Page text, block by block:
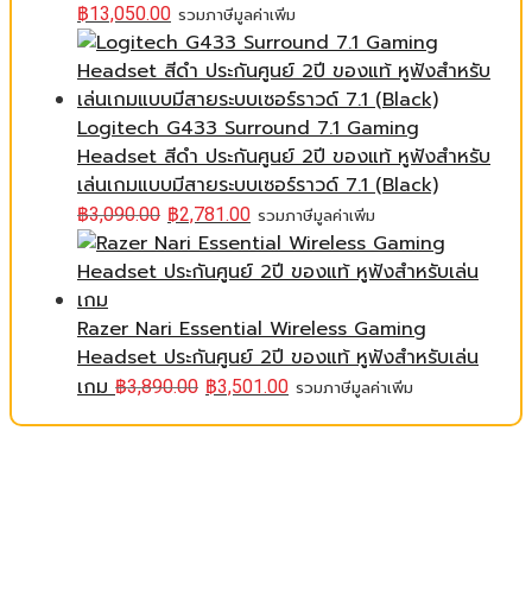
฿13,050.00 รวมภาษีมูลค่าเพิ่ม
Logitech G433 Surround 7.1 Gaming
Headset สีดำ ประกันศูนย์ 2ปี ของแท้ หูฟังสำหรับ
เล่นเกมแบบมีสายระบบเซอร์ราวด์ 7.1 (Black)
฿3,090.00 ฿2,781.00 รวมภาษีมูลค่าเพิ่ม
Razer Nari Essential Wireless Gaming
Headset ประกันศูนย์ 2ปี ของแท้ หูฟังสำหรับเล่น
เกม ฿3,890.00 ฿3,501.00 รวมภาษีมูลค่าเพิ่ม